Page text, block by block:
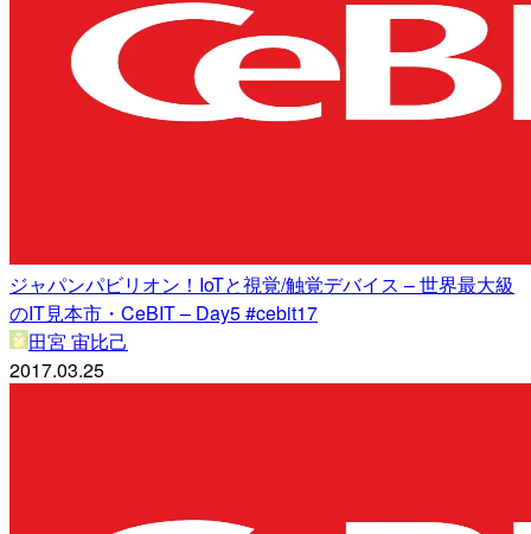
ジャパンパビリオン！IoTと視覚/触覚デバイス – 世界最大級
のIT見本市・CeBIT – Day5 #cebit17
田宮 宙比己
2017.03.25